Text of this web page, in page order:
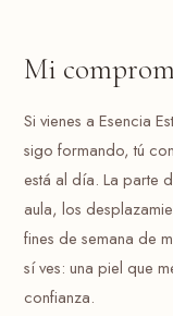
Mi
Si vienes a Esencia
sigo formando, tú
está al día. La parte
aula, los
fines de semana de
sí ves: una piel que
confianza.